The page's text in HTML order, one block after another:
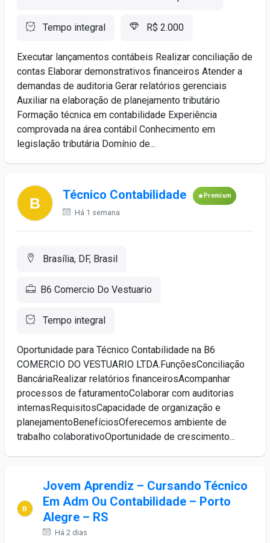
Tempo integral R$ 2.000
Executar lançamentos contábeis Realizar conciliação de
contas Elaborar demonstrativos financeiros Atender a
demandas de auditoria Gerar relatórios gerenciais
Auxiliar na elaboração de planejamento tributário
Formação técnica em contabilidade Experiência
comprovada na área contábil Conhecimento em
legislação tributária Domínio de...
Técnico Contabilidade Premium
Há 1 semana
Brasília, DF, Brasil
B6 Comercio Do Vestuario
Tempo integral
Oportunidade para Técnico Contabilidade na B6
COMERCIO DO VESTUARIO LTDA.FunçõesConciliação
BancáriaRealizar relatórios financeirosAcompanhar
processos de faturamentoColaborar com auditorias
internasRequisitosCapacidade de organização e
planejamentoBenefíciosOferecemos ambiente de
trabalho colaborativoOportunidade de crescimento...
Jovem Aprendiz – Cursando Técnico
Em Adm Ou Contabilidade – Porto
Alegre – RS
Há 2 dias